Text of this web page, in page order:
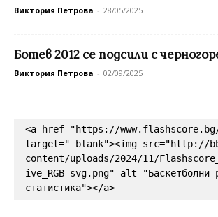
Виктория Петрова - 28/05/2025
Ботев 2012 се подсили с
Виктория Петрова - 02/09/2025
<a href="https://
target="_blank"><img src="http://
content/uploads/2024/11/
ive_RGB-svg.png" alt="Баскетболни
статистика"></a>